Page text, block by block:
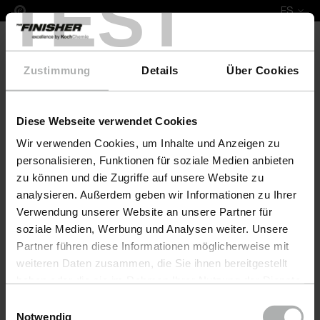
TEST
Zustimmung Details Über Cookies
Diese Webseite verwendet Cookies
Wir verwenden Cookies, um Inhalte und Anzeigen zu
personalisieren, Funktionen für soziale Medien anbieten
zu können und die Zugriffe auf unsere Website zu
analysieren. Außerdem geben wir Informationen zu Ihrer
Verwendung unserer Website an unsere Partner für
soziale Medien, Werbung und Analysen weiter. Unsere
Partner führen diese Informationen möglicherweise mit
weiteren Daten zusammen, die Sie ihnen bereitgestellt
Einstellungen zu den Cookies finden Sie unter
Notwendig
ES
Complete Leather Repair Set Erpo